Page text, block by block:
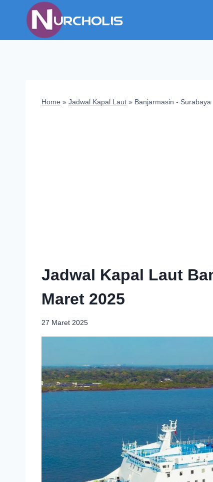
Home » Jadwal Kapal Laut » Banjarmasin - Surabaya
Jadwal Kapal Laut
Maret 2025
27 Maret 2025